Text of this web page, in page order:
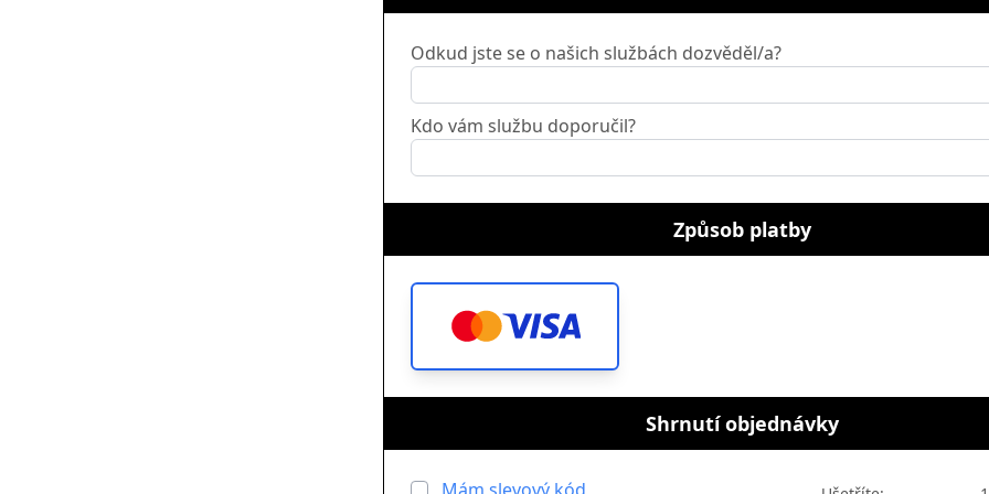
Odkud jste se o našich službách dozvěděl/a?
Kdo vám službu doporučil?
Způsob platby
Shrnutí objednávky